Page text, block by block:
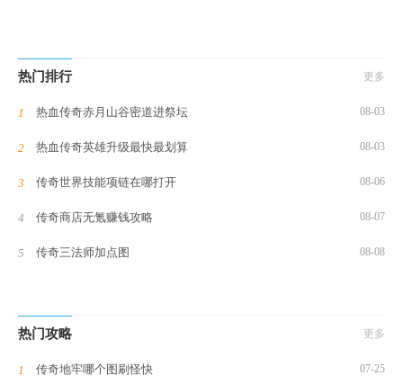
热门排行 更多
热血传奇赤月山谷密道进祭坛 08-03
热血传奇英雄升级最快最划算 08-03
传奇世界技能项链在哪打开 08-06
传奇商店无氪赚钱攻略 08-07
传奇三法师加点图 08-08
热门攻略 更多
传奇地牢哪个图刷怪快 07-25